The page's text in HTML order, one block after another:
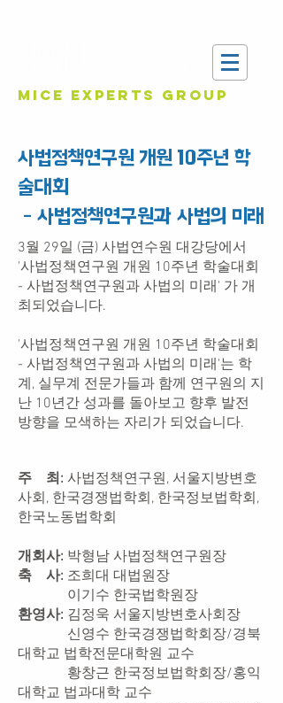
MICE EXPERTS GROUP
사법정책연구원 개원 10주년 학
술대회
- 사법정책연구원과 사법의 미래
3월 29일 (금) 사법연수원 대강당에서
'사법정책연구원 개원 10주년 학술대회
- 사법정책연구원과 사법의 미래' 가 개
최되었습니다.
'사법정책연구원 개원 10주년 학술대회
- 사법정책연구원과 사법의 미래'는 학
계, 실무계 전문가들과 함께 연구원의 지
난 10년간 성과를 돌아보고 향후 발전
방향을 모색하는 자리가 되었습니다.
주 최: 사법정책연구원, 서울지방변호
사회, 한국경쟁법학회, 한국정보법학회,
한국노동법학회
개회사: 박형남 사법정책연구원장
축 사: 조희대 대법원장
이기수 한국법학원장
환영사: 김정욱 서울지방변호사회장
신영수 한국경쟁법학회장/경북
대학교 법학전문대학원 교수
황창근 한국정보법학회장/홍익
대학교 법과대학 교수